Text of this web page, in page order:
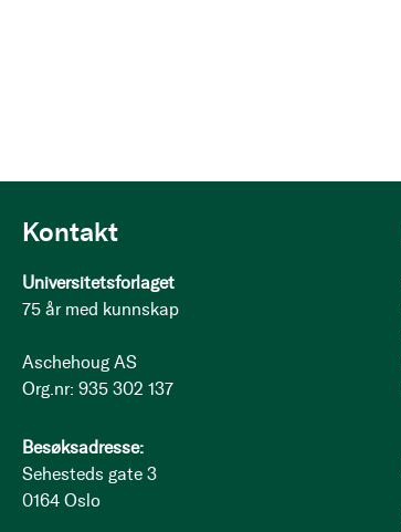
Kontakt
Universitetsforlaget
75 år med kunnskap
Aschehoug AS
Org.nr: 935 302 137
Besøksadresse:
Sehesteds gate 3
0164 Oslo